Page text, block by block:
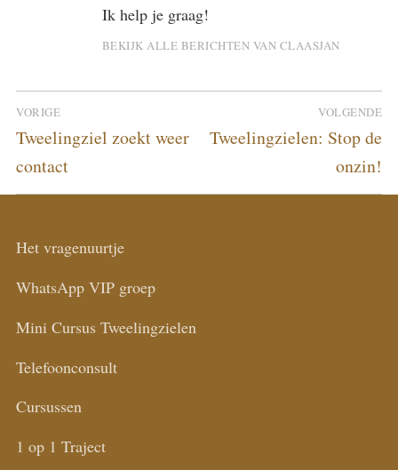
Ik help je graag!
BEKIJK ALLE BERICHTEN VAN CLAASJAN
navigatie
VORIGE
Vorig
bericht:
Tweelingziel zoekt weer
contact
VOLGENDE
Volgend
Tweelingzielen: Stop de
onzin!
Het vragenuurtje
WhatsApp VIP groep
Mini Cursus Tweelingzielen
Telefoonconsult
Cursussen
1 op 1 Traject